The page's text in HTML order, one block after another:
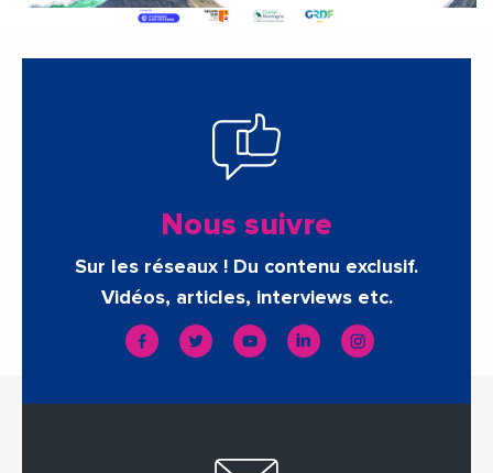
Nous suivre
Sur les réseaux ! Du contenu exclusif.
Vidéos, articles, interviews etc.